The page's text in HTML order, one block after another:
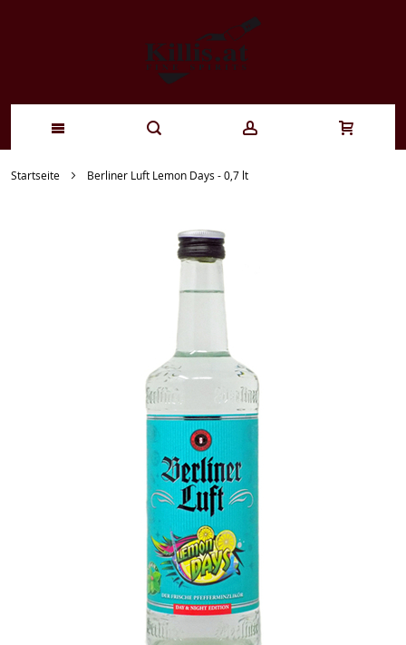
Zum
Startseite Berliner Luft Lemon Days - 0,7 lt